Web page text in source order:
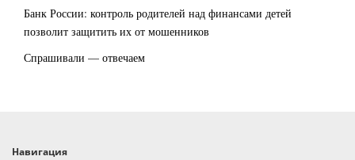
Банк России: контроль родителей над финансами детей
позволит защитить их от мошенников
Спрашивали — отвечаем
Навигация